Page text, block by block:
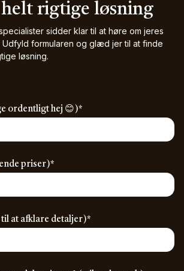
rigtige løsning
sidder klar til at høre om jeres
Udfyld formularen og glæd jer til at finde
løsning.
ordentligt hej 😊)*
priser)*
at afklare detaljer)*